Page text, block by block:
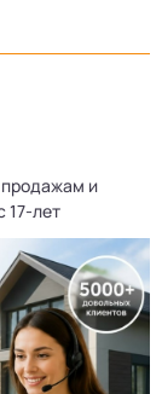
и
17-лет